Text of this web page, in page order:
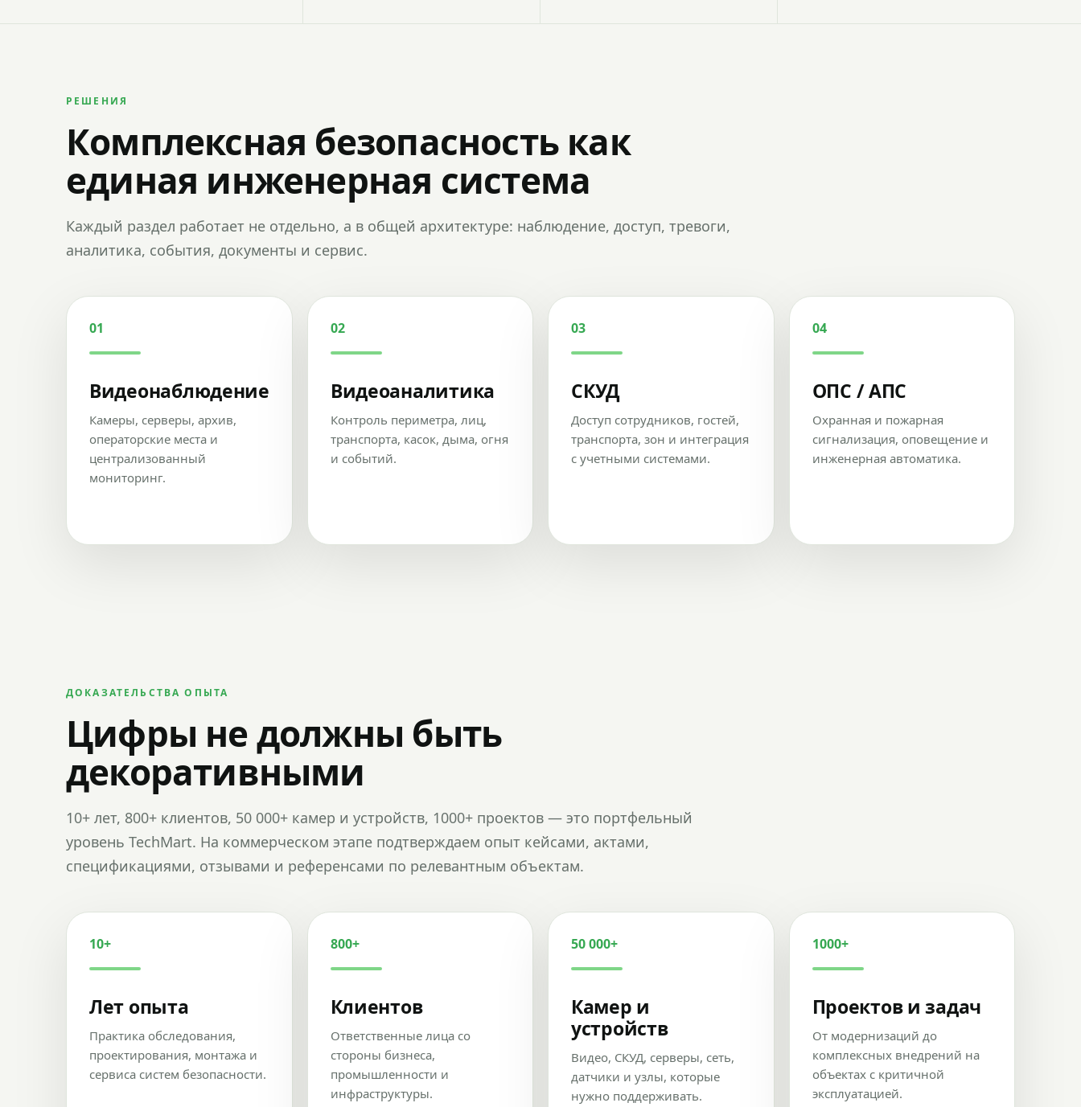
РЕШЕНИЯ
Комплексная безопасность как
единая инженерная система
Каждый раздел работает не отдельно, а в общей архитектуре: наблюдение, доступ, тревоги,
аналитика, события, документы и сервис.
01
Видеонаблюдение
Камеры, серверы, архив,
операторские места и
централизованный
мониторинг.
02
Видеоаналитика
Контроль периметра, лиц,
транспорта, касок, дыма, огня
и событий.
03
СКУД
Доступ сотрудников, гостей,
транспорта, зон и интеграция
с учетными системами.
04
ОПС / АПС
Охранная и пожарная
сигнализация, оповещение и
инженерная автоматика.
ДОКАЗАТЕЛЬСТВА ОПЫТА
Цифры не должны быть
декоративными
10+ лет, 800+ клиентов, 50 000+ камер и устройств, 1000+ проектов — это портфельный
уровень TechMart. На коммерческом этапе подтверждаем опыт кейсами, актами,
спецификациями, отзывами и референсами по релевантным объектам.
10+
Лет опыта
Практика обследования,
проектирования, монтажа и
сервиса систем безопасности.
800+
Клиентов
Ответственные лица со
стороны бизнеса,
промышленности и
инфраструктуры.
50 000+
Камер и
устройств
Видео, СКУД, серверы, сеть,
датчики и узлы, которые
нужно поддерживать.
1000+
Проектов и задач
От модернизаций до
комплексных внедрений на
объектах с критичной
эксплуатацией.